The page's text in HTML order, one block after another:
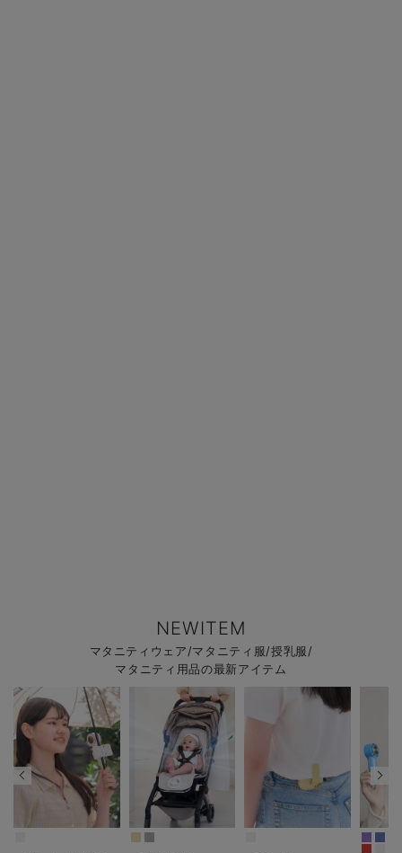
NEWITEM
マタニティウェア/マタニティ服/授乳服/
マタニティ用品の最新アイテム